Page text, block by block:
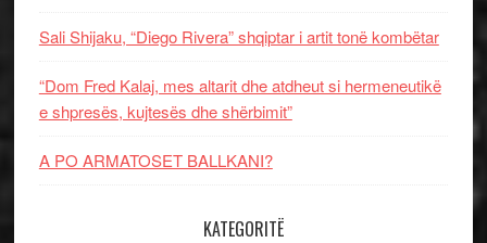
Sali Shijaku, “Diego Rivera” shqiptar i artit tonë kombëtar
“Dom Fred Kalaj, mes altarit dhe atdheut si hermeneutikë
e shpresës, kujtesës dhe shërbimit”
A PO ARMATOSET BALLKANI?
KATEGORITË